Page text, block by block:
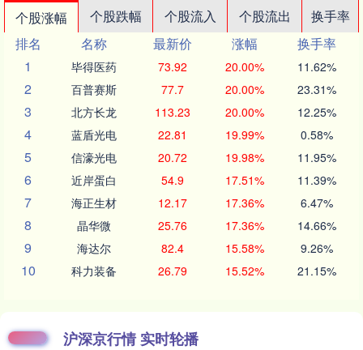
个股涨幅 个股跌幅 个股流入 个股流出
换手率
排名
名称 最新价 涨幅
换手率
1
毕得医药 73.92 20.00% 11.62%
2 百普赛斯 77.7 20.00% 23.31%
3 北方长龙 113.23 20.00% 12.25%
4 蓝盾光电 22.81 19.99% 0.58%
5 信濠光电 20.72 19.98% 11.95%
6 近岸蛋白 54.9 17.51% 11.39%
7 海正生材 12.17 17.36% 6.47%
8 晶华微 25.76 17.36% 14.66%
9 海达尔 82.4 15.58% 9.26%
10 科力装备 26.79 15.52% 21.15%
沪深京行情 实时轮播